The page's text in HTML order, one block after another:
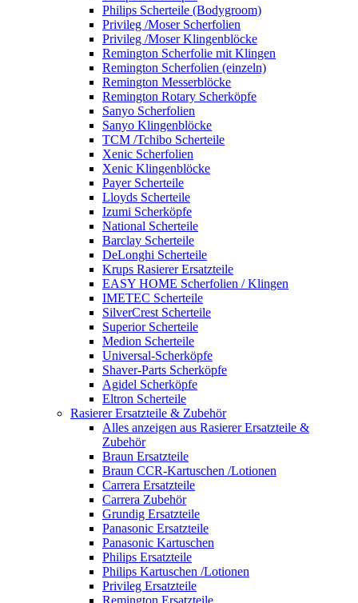
Philips Scherteile (Bodygroom)
Privileg /Moser Scherfolien
Privileg /Moser Klingenblöcke
Remington Scherfolie mit Klingen
Remington Scherfolien (einzeln)
Remington Messerblöcke
Remington Rotary Scherköpfe
Sanyo Scherfolien
Sanyo Klingenblöcke
TCM /Tchibo Scherteile
Xenic Scherfolien
Xenic Klingenblöcke
Payer Scherteile
Lloyds Scherteile
Izumi Scherköpfe
National Scherteile
Barclay Scherteile
DeLonghi Scherteile
Krups Rasierer Ersatzteile
EASY HOME Scherfolien / Klingen
IMETEC Scherteile
SilverCrest Scherteile
Superior Scherteile
Medion Scherteile
Universal-Scherköpfe
Shaver-Parts Scherköpfe
Agidel Scherköpfe
Eltron Scherteile
Rasierer Ersatzteile & Zubehör
Alles anzeigen aus Rasierer Ersatzteile &
Zubehör
Braun Ersatzteile
Braun CCR-Kartuschen /Lotionen
Carrera Ersatzteile
Carrera Zubehör
Grundig Ersatzteile
Panasonic Ersatzteile
Panasonic Kartuschen
Philips Ersatzteile
Philips Kartuschen /Lotionen
Privileg Ersatzteile
Remington Ersatzteile